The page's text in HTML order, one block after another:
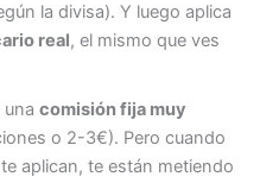
la divisa). Y luego aplica
real, el mismo que ves
una comisión fija muy
o 2-3€). Pero cuando
aplican, te están metiendo